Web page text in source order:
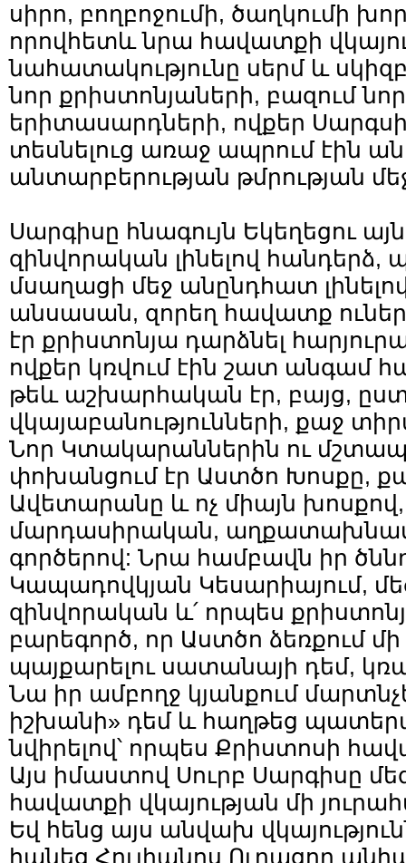
սիրո, բողբոջումի, ծաղկումի
որովհետև նրա հավատքի
նահատակությունը սերմ և
նոր քրիստոնյաների, բազում
երիտասարդների, ովքեր
տեսնելուց առաջ ապրում էին
անտարբերության թմրության
Սարգիսը հնագույն Եկեղեցու
զինվորական լինելով
մսաղացի մեջ անընդհատ
անսասան, զորեղ հավատք
էր քրիստոնյա դարձնել
ովքեր կռվում էին շատ անգամ
թեև աշխարհական էր, բայց,
վկայաբանությունների, քաջ
Նոր Կտակարաններին ու
փոխանցում էր Աստծո Խոսքը,
Ավետարանը և ոչ միայն խոսքով,
մարդասիրական,
գործերով: Նրա համբավն իր
Կապադովկյան Կեսարիայում,
զինվորական և՛ որպես
բարեգործ, որ Աստծո ձեռքում մի
պայքարելու սատանայի դեմ,
Նա իր ամբողջ կյանքում
իշխանի» դեմ և հաղթեց
նվիրելով՝ որպես Քրիստոսի
Այս իմաստով Սուրբ Սարգիսը
հավատքի վկայության մի
Եվ հենց այս անվախ
հանեց Հուլիանոս Ուրացող